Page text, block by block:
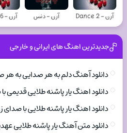
آرن - Dance 2 آرن - دنس آرن - Dance 6
جدیدترین اهنگ های ایرانی و خارجی
دانلود آهنگ دلم به هر صدایی به هر
دانلود اهنگ یار پاشنه طلایی قدیمی
دانلود اهنگ یار پاشنه طلایی با صدای
دانلود متن آهنگ یار پاشنه طلایی